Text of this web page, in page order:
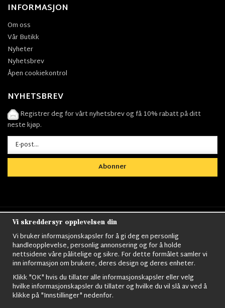
INFORMASJON
Om oss
Vår Butikk
Nyheter
Nyhetsbrev
Åpen cookiekontrol
NYHETSBREV
Registrer deg for vårt nyhetsbrev og få 10% rabatt på ditt
neste kjøp.
Abonner
Nordens största utbud av
kläder,Militärtöverskott, Militärutrustning, Ordningsvakt
utrustning,väktarkläder,Militärbyxor,Militärjackor,M65
Jackor,Bomberjackor,Militärkängor,Militära Ryggsäckar,Vintage Army
kläder,Sjömanskläder,Paracord,Gasmask,Ghillie
Vi skreddersyr opplevelsen din
Vi bruker informasjonskapsler for å gi deg en personlig
handleopplevelse, personlig annonsering og for å holde
nettsidene våre pålitelige og sikre. For dette formålet samler vi
inn informasjon om brukere, deres design og deres enheter.
Klikk "OK" hvis du tillater alle informasjonskapsler eller velg
hvilke informasjonskapsler du tillater og hvilke du vil slå av ved å
klikke på "Innstillinger" nedenfor.